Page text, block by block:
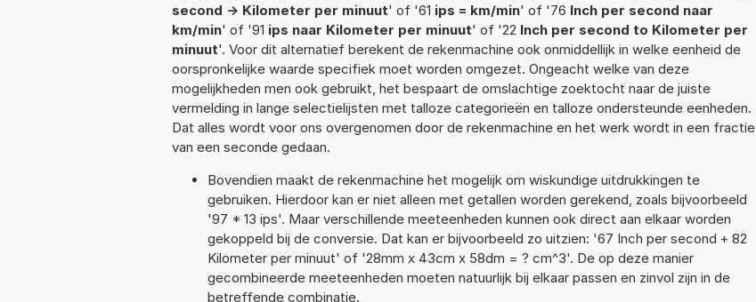
second -> Kilometer per minuut' of '61 ips = km/min' of '76 Inch per second naar
km/min' of '91 ips naar Kilometer per minuut' of '22 Inch per second to Kilometer per
minuut'. Voor dit alternatief berekent de rekenmachine ook onmiddellijk in welke eenheid de
oorspronkelijke waarde specifiek moet worden omgezet. Ongeacht welke van deze
mogelijkheden men ook gebruikt, het bespaart de omslachtige zoektocht naar de juiste
vermelding in lange selectielijsten met talloze categorieën en talloze ondersteunde eenheden.
Dat alles wordt voor ons overgenomen door de rekenmachine en het werk wordt in een fractie
van een seconde gedaan.
Bovendien maakt de rekenmachine het mogelijk om wiskundige uitdrukkingen te
gebruiken. Hierdoor kan er niet alleen met getallen worden gerekend, zoals bijvoorbeeld
'97 * 13 ips'. Maar verschillende meeteenheden kunnen ook direct aan elkaar worden
gekoppeld bij de conversie. Dat kan er bijvoorbeeld zo uitzien: '67 Inch per second + 82
Kilometer per minuut' of '28mm x 43cm x 58dm = ? cm^3'. De op deze manier
gecombineerde meeteenheden moeten natuurlijk bij elkaar passen en zinvol zijn in de
betreffende combinatie.